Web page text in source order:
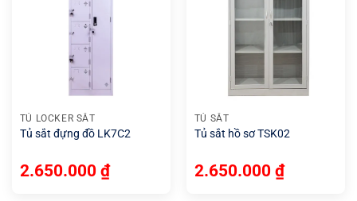
TỦ LOCKER SẮT
Tủ sắt đựng đồ LK7C2
2.650.000 ₫
TỦ SẮT
Tủ sắt hồ sơ TSK02
2.650.000 ₫